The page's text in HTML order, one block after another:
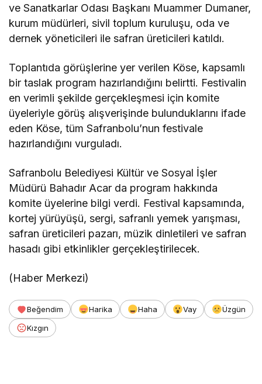
ve Sanatkarlar Odası Başkanı Muammer Dumaner,
kurum müdürleri, sivil toplum kuruluşu, oda ve
dernek yöneticileri ile safran üreticileri katıldı.
Toplantıda görüşlerine yer verilen Köse, kapsamlı
bir taslak program hazırlandığını belirtti. Festivalin
en verimli şekilde gerçekleşmesi için komite
üyeleriyle görüş alışverişinde bulunduklarını ifade
eden Köse, tüm Safranbolu’nun festivale
hazırlandığını vurguladı.
Safranbolu Belediyesi Kültür ve Sosyal İşler
Müdürü Bahadır Acar da program hakkında
komite üyelerine bilgi verdi. Festival kapsamında,
kortej yürüyüşü, sergi, safranlı yemek yarışması,
safran üreticileri pazarı, müzik dinletileri ve safran
hasadı gibi etkinlikler gerçekleştirilecek.
(Haber Merkezi)
Beğendim Harika Haha Vay
Üzgün
Kızgın